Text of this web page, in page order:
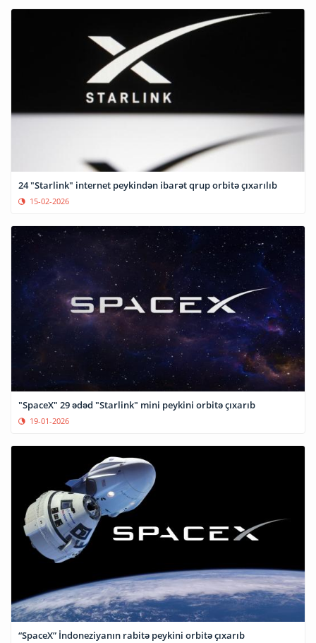
24 "Starlink" internet peykindən ibarət qrup orbitə çıxarılıb
15-02-2026
"SpaceX" 29 ədəd "Starlink" mini peykini orbitə çıxarıb
19-01-2026
“SpaceX” İndoneziyanın rabitə peykini orbitə çıxarıb